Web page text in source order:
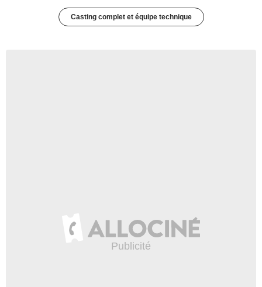
Casting complet et équipe technique